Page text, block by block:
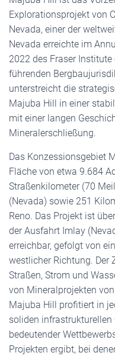
Explorationsprojekt von
Nevada, einer der
Nevada erreichte im
2022 des Fraser
führenden
unterstreicht die
Majuba Hill in einer
mit einer langen
Mineralerschließung.
Das Konzessionsgebiet
Fläche von etwa 9.684
Straßenkilometer (70
(Nevada) sowie 251
Reno. Das Projekt ist
der Ausfahrt Imlay
erreichbar, gefolgt von
westlicher Richtung. Der
Straßen, Strom und
von Mineralprojekten
Majuba Hill profitiert in
soliden infrastrukturellen
bedeutender
Projekten ergibt, bei